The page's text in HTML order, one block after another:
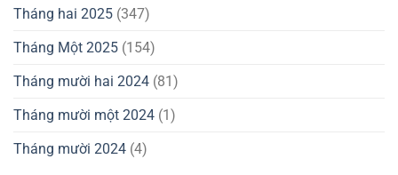
Tháng hai 2025 (347)
Tháng Một 2025 (154)
Tháng mười hai 2024 (81)
Tháng mười một 2024 (1)
Tháng mười 2024 (4)